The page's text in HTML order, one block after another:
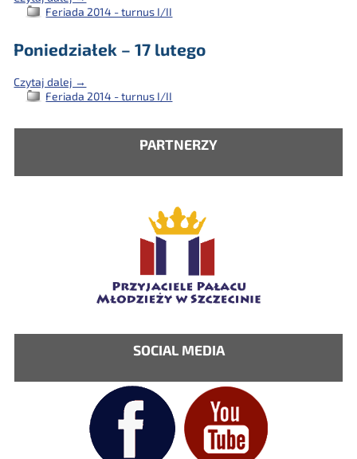
Feriada 2014 - turnus I/II
Poniedziałek – 17 lutego
Czytaj dalej →
Feriada 2014 - turnus I/II
PARTNERZY
SOCIAL MEDIA